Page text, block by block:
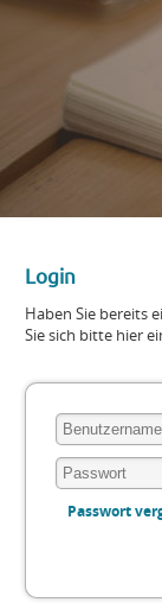
Login
Haben Sie bereits
Sie sich bitte hier
Passwort